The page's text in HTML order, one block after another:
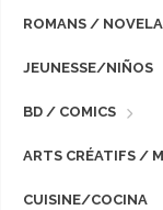
ROMANS /
JEUNESSE/NIÑOS
BD / COMICS
ARTS CRÉATIFS /
CUISINE/COCINA